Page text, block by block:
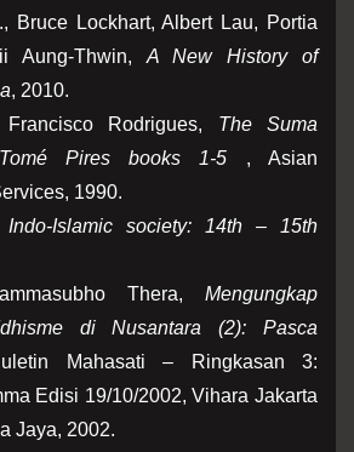
Bruce Lockhart, Albert Lau, Portia
Aung-Thwin, A New History of
, 2010.
Rodrigues, The Suma
Pires books 1-5 , Asian
1990.
Indo-Islamic society: 14th – 15th
Thera, Mengungkap
di Nusantara (2): Pasca
Mahasati – Ringkasan 3:
Edisi 19/10/2002, Vihara Jakarta
Jaya, 2002.